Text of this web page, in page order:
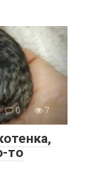
0 7
то